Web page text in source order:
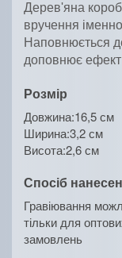
Дерев'яна
вручення
Наповнюється
доповнює ефект
Розмір
Довжина:16,5 см
Ширина:3,2 см
Висота:2,6 см
Спосіб
Гравіювання
тільки для
замовлень